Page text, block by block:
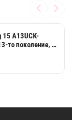
A13UCK-
то поколение, за